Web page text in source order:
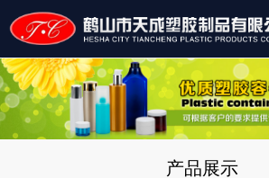
产品展示